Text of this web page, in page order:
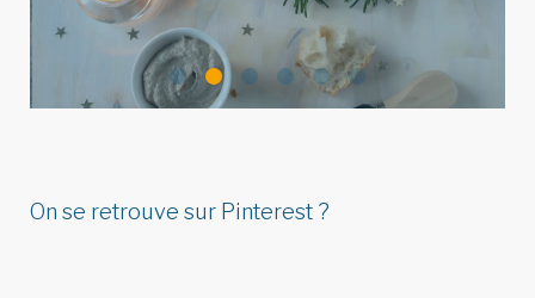
&…
On se retrouve sur Pinterest ?